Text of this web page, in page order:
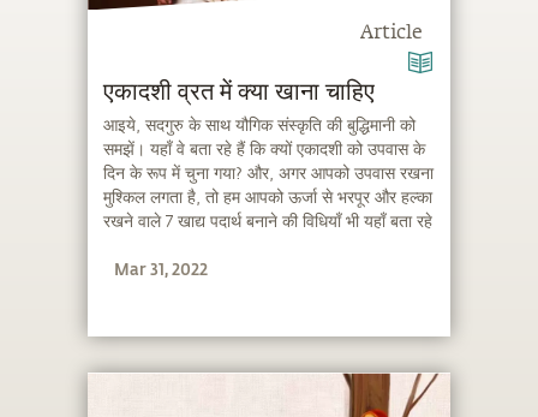
Article
एकादशी व्रत में क्या खाना चाहिए
आइये, सदगुरु के साथ यौगिक संस्कृति की बुद्धिमानी को
समझें। यहाँ वे बता रहे हैं कि क्यों एकादशी को उपवास के
दिन के रूप में चुना गया? और, अगर आपको उपवास रखना
मुश्किल लगता है, तो हम आपको ऊर्जा से भरपूर और हल्का
रखने वाले 7 खाद्य पदार्थ बनाने की विधियाँ भी यहाँ बता रहे
Mar 31, 2022